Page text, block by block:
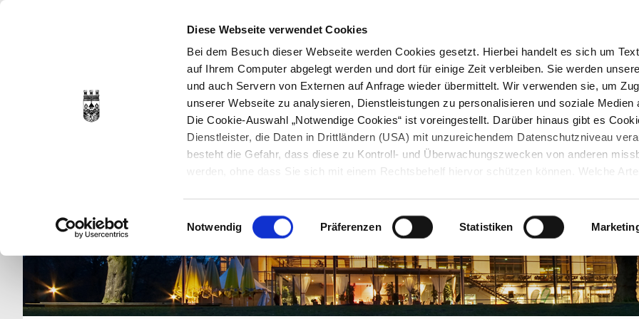
Diese Webseite verwendet Cookies
Bei dem Besuch dieser Webseite werden Cookies gesetzt. Hierbei handelt es sich um
auf Ihrem Computer abgelegt werden und dort für einige Zeit verbleiben. Sie werden
und auch Servern von Externen auf Anfrage wieder übermittelt. Wir verwenden sie, um
unserer Webseite zu analysieren, Dienstleistungen zu personalisieren und soziale Medien
Die Cookie-Auswahl „Notwendige Cookies“ ist voreingestellt. Darüber hinaus gibt es
Dienstleister, die Daten in Drittländern (USA) mit unzureichendem Datenschutzniveau
besteht die Gefahr, dass diese zu Kontroll- und Überwachungszwecken von anderen
werden, ohne dass Sie sich mit einem Rechtsbehelf hiervor schützen können. Welche
Datenschutzerklärung
entnehmen. Die von Ihnen getroffene Auswahl der gewünschten
jederzeit mit Wirkung für die Zukunft angepasst oder
werden.
Einwilligungsauswahl
Notwendig Präferenzen Statistiken
STARTSEITE